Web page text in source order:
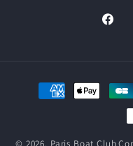
Mezzi
di
© 2026, Paris Boat Club